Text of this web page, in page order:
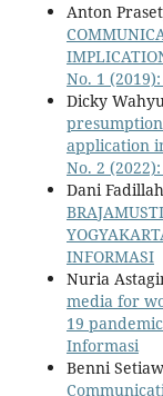
Anton
No. 1
Dicky
application
No. 2
Dani
INFORMASI
Nuria
media for
19 pandemic
Informasi
Benni